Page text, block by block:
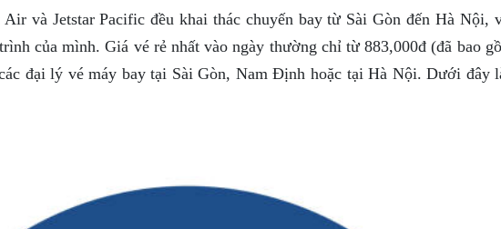
và Jetstar Pacific đều khai thác chuyến bay từ Sài Gòn đến Hà Nội,
của mình. Giá vé rẻ nhất vào ngày thường chỉ từ 883,000đ (đã bao
đại lý vé máy bay tại Sài Gòn, Nam Định hoặc tại Hà Nội. Dưới đây